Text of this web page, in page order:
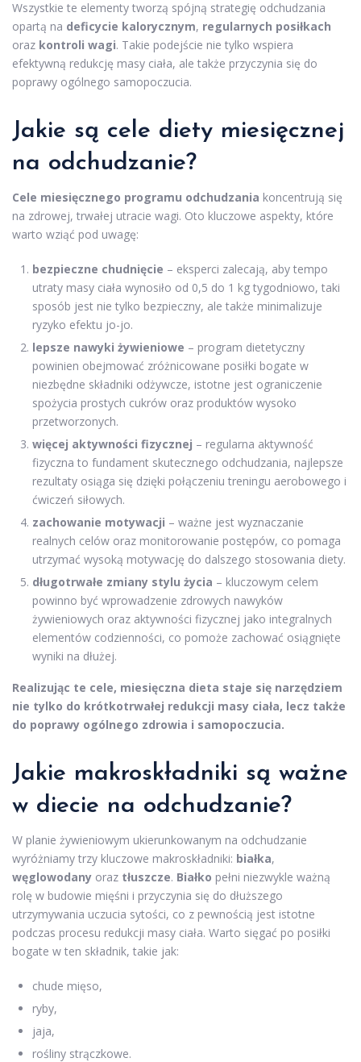
Wszystkie te elementy tworzą spójną strategię odchudzania
opartą na deficycie kalorycznym, regularnych posiłkach
oraz kontroli wagi. Takie podejście nie tylko wspiera
efektywną redukcję masy ciała, ale także przyczynia się do
poprawy ogólnego samopoczucia.
Jakie są cele diety miesięcznej
na odchudzanie?
Cele miesięcznego programu odchudzania koncentrują się
na zdrowej, trwałej utracie wagi. Oto kluczowe aspekty, które
warto wziąć pod uwagę:
bezpieczne chudnięcie – eksperci zalecają, aby tempo
utraty masy ciała wynosiło od 0,5 do 1 kg tygodniowo, taki
sposób jest nie tylko bezpieczny, ale także minimalizuje
ryzyko efektu jo-jo.
lepsze nawyki żywieniowe – program dietetyczny
powinien obejmować zróżnicowane posiłki bogate w
niezbędne składniki odżywcze, istotne jest ograniczenie
spożycia prostych cukrów oraz produktów wysoko
przetworzonych.
więcej aktywności fizycznej – regularna aktywność
fizyczna to fundament skutecznego odchudzania, najlepsze
rezultaty osiąga się dzięki połączeniu treningu aerobowego i
ćwiczeń siłowych.
zachowanie motywacji – ważne jest wyznaczanie
realnych celów oraz monitorowanie postępów, co pomaga
utrzymać wysoką motywację do dalszego stosowania diety.
długotrwałe zmiany stylu życia – kluczowym celem
powinno być wprowadzenie zdrowych nawyków
żywieniowych oraz aktywności fizycznej jako integralnych
elementów codzienności, co pomoże zachować osiągnięte
wyniki na dłużej.
Realizując te cele, miesięczna dieta staje się narzędziem
nie tylko do krótkotrwałej redukcji masy ciała, lecz także
do poprawy ogólnego zdrowia i samopoczucia.
Jakie makroskładniki są ważne
w diecie na odchudzanie?
W planie żywieniowym ukierunkowanym na odchudzanie
wyróżniamy trzy kluczowe makroskładniki: białka,
węglowodany oraz tłuszcze. Białko pełni niezwykle ważną
rolę w budowie mięśni i przyczynia się do dłuższego
utrzymywania uczucia sytości, co z pewnością jest istotne
podczas procesu redukcji masy ciała. Warto sięgać po posiłki
bogate w ten składnik, takie jak:
chude mięso,
ryby,
jaja,
rośliny strączkowe.